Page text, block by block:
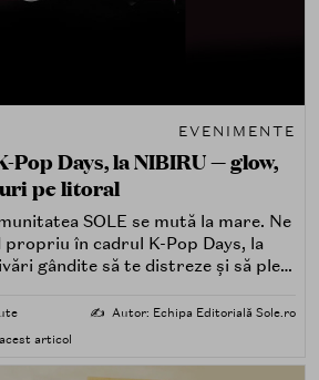
EVENIMENTE
Pop Days, la NIBIRU — glow,
pe litoral
SOLE se mută la mare. Ne
propriu în cadrul K-Pop Days, la
gândite să te distreze și să pleci
✍️ Autor: Echipa Editorială Sole.ro
articol